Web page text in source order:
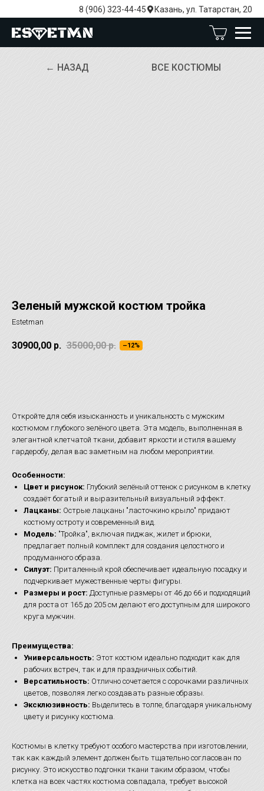
8 (906) 323-44-45 Казань, ул. Татарстан, 20
ВСЕ КОСТЮМЫ
← НАЗАД
Зеленый мужской костюм тройка
Estetman
30900,00 р. 35000,00 р. –12%
Откройте для себя изысканность и уникальность с мужским
костюмом глубокого зелёного цвета. Эта модель, выполненная в
элегантной клетчатой ткани, добавит яркости и стиля вашему
гардеробу, делая вас заметным на любом мероприятии.
Особенности:
Цвет и рисунок: Глубокий зелёный оттенок с рисунком в клетку
создаёт богатый и выразительный визуальный эффект.
Лацканы: Острые лацканы "ласточкино крыло" придают
костюму остроту и современный вид.
Модель: "Тройка", включая пиджак, жилет и брюки,
предлагает полный комплект для создания целостного и
продуманного образа.
Силуэт: Приталенный крой обеспечивает идеальную посадку и
подчеркивает мужественные черты фигуры.
Размеры и рост: Доступные размеры от 46 до 66 и подходящий
для роста от 165 до 205 см делают его доступным для широкого
круга мужчин.
Преимущества:
Универсальность: Этот костюм идеально подходит как для
рабочих встреч, так и для праздничных событий.
Версатильность: Отлично сочетается с сорочками различных
цветов, позволяя легко создавать разные образы.
Эксклюзивность: Выделитесь в толпе, благодаря уникальному
цвету и рисунку костюма.
Костюмы в клетку требуют особого мастерства при изготовлении,
так как каждый элемент должен быть тщательно согласован по
рисунку. Это искусство подгонки ткани таким образом, чтобы
клетка на всех частях костюма совпадала, требует высокой